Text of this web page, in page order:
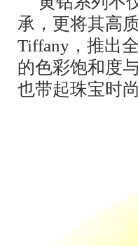
承，更将其高
Tiffany，推出
的色彩饱和度
也带起珠宝时